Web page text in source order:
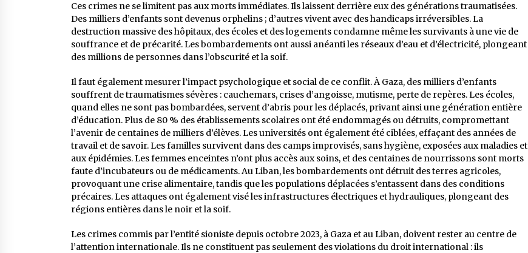
Ces crimes ne se limitent pas aux morts immédiates. Ils laissent derrière eux des générations traumatisées.
Des milliers d’enfants sont devenus orphelins ; d’autres vivent avec des handicaps irréversibles. La
destruction massive des hôpitaux, des écoles et des logements condamne même les survivants à une vie de
souffrance et de précarité. Les bombardements ont aussi anéanti les réseaux d’eau et d’électricité, plongeant
des millions de personnes dans l’obscurité et la soif.
Il faut également mesurer l’impact psychologique et social de ce conflit. À Gaza, des milliers d’enfants
souffrent de traumatismes sévères : cauchemars, crises d’angoisse, mutisme, perte de repères. Les écoles,
quand elles ne sont pas bombardées, servent d’abris pour les déplacés, privant ainsi une génération entière
d’éducation. Plus de 80 % des établissements scolaires ont été endommagés ou détruits, compromettant
l’avenir de centaines de milliers d’élèves. Les universités ont également été ciblées, effaçant des années de
travail et de savoir. Les familles survivent dans des camps improvisés, sans hygiène, exposées aux maladies et
aux épidémies. Les femmes enceintes n’ont plus accès aux soins, et des centaines de nourrissons sont morts
faute d’incubateurs ou de médicaments. Au Liban, les bombardements ont détruit des terres agricoles,
provoquant une crise alimentaire, tandis que les populations déplacées s’entassent dans des conditions
précaires. Les attaques ont également visé les infrastructures électriques et hydrauliques, plongeant des
régions entières dans le noir et la soif.
Les crimes commis par l’entité sioniste depuis octobre 2023, à Gaza et au Liban, doivent rester au centre de
l’attention internationale. Ils ne constituent pas seulement des violations du droit international : ils